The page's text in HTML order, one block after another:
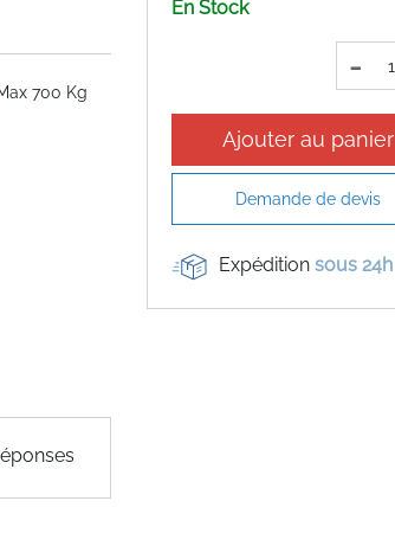
700 Kg
En Stock
-
Ajouter au panier
Demande de devis
Expédition sous 24h